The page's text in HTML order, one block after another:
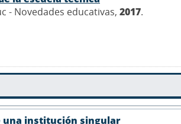
- Novedades educativas, 2017.
una institución singular